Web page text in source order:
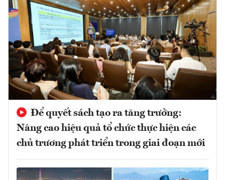
Để quyết sách tạo ra tăng trưởng:
Nâng cao hiệu quả tổ chức thực hiện các
chủ trương phát triển trong giai đoạn mới